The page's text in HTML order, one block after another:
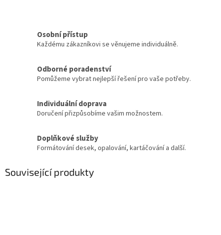
Osobní přístup
Každému zákazníkovi se věnujeme individuálně.
Odborné poradenství
Pomůžeme vybrat nejlepší řešení pro vaše potřeby.
Individuální doprava
Doručení přizpůsobíme vašim možnostem.
Doplňkové služby
Formátování desek, opalování, kartáčování a další.
Související produkty